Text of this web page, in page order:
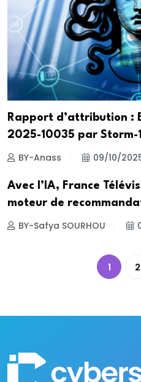
Rapport d’attribution :
2025-10035 par Storm-
BY-Anass 09/10/
Avec l’IA, France
moteur de
BY-Safya SOURHOU
1 2